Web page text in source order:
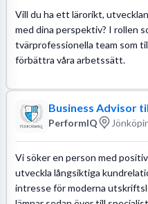
Vill du ha ett lärorikt,
med dina perspektiv? I rollen
tvärprofessionella team som
förbättra våra arbetssätt.
Business Advisor
PerformIQ
Vi söker en person med
utveckla långsiktiga
intresse för moderna